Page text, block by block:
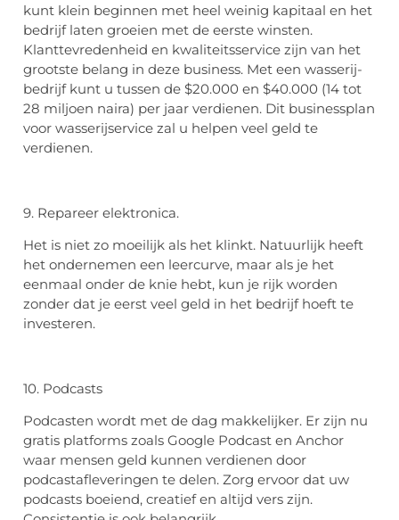
kunt klein beginnen met heel weinig kapitaal en het
bedrijf laten groeien met de eerste winsten.
Klanttevredenheid en kwaliteitsservice zijn van het
grootste belang in deze business. Met een wasserij-
bedrijf kunt u tussen de $20.000 en $40.000 (14 tot
28 miljoen naira) per jaar verdienen. Dit businessplan
voor wasserijservice zal u helpen veel geld te
verdienen.
9. Repareer elektronica.
Het is niet zo moeilijk als het klinkt. Natuurlijk heeft
het ondernemen een leercurve, maar als je het
eenmaal onder de knie hebt, kun je rijk worden
zonder dat je eerst veel geld in het bedrijf hoeft te
investeren.
10. Podcasts
Podcasten wordt met de dag makkelijker. Er zijn nu
gratis platforms zoals Google Podcast en Anchor
waar mensen geld kunnen verdienen door
podcastafleveringen te delen. Zorg ervoor dat uw
podcasts boeiend, creatief en altijd vers zijn.